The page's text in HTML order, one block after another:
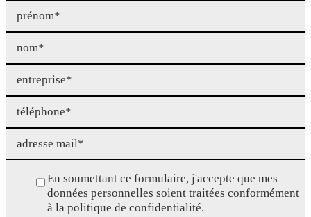
En soumettant ce formulaire, j'accepte que mes
données personnelles soient traitées conformément
à la politique de confidentialité.